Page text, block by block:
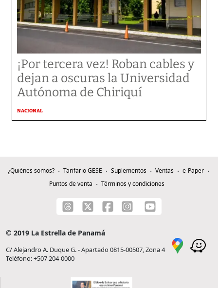
¡Por tercera vez! Roban cables y
dejan a oscuras la Universidad
Autónoma de Chiriquí
NACIONAL
¿Quiénes somos? Tarifario GESE Suplementos Ventas
e-Paper
Puntos de venta
Términos y condiciones
© 2019 La Estrella de Panamá
C/ Alejandro A. Duque G. - Apartado 0815-00507, Zona 4
Teléfono: +507 204-0000